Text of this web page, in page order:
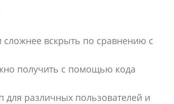
сложнее вскрыть по сравнению с
получить с помощью кода
для различных пользователей и